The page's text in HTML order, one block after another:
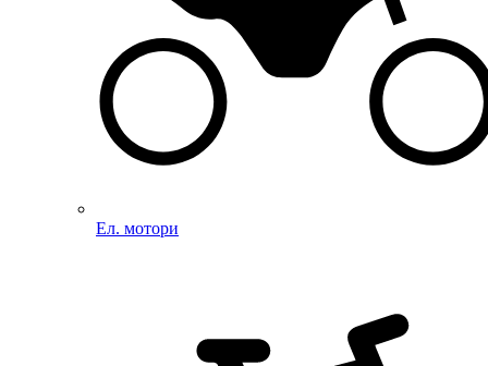
Ел. мотори